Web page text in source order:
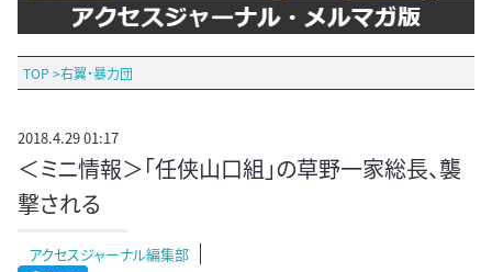
TOP >右翼・暴力団
2018.4.29 01:17
＜ミニ情報＞「任侠山口組」の草野一家総長、襲
撃される
アクセスジャーナル編集部